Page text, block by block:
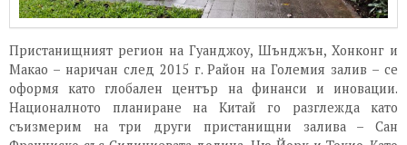
Пристанищният регион на Гуанджоу, Шънджън, Хонконг и
Макао – наричан след 2015 г. Район на Големия залив – се
оформя като глобален център на финанси и иновации.
Националното планиране на Китай го разглежда като
съизмерим на три други пристанищни залива – Сан